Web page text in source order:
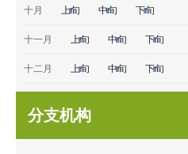
十月 上旬 中旬 下旬
十一月 上旬 中旬 下旬
十二月 上旬 中旬 下旬
分支机构